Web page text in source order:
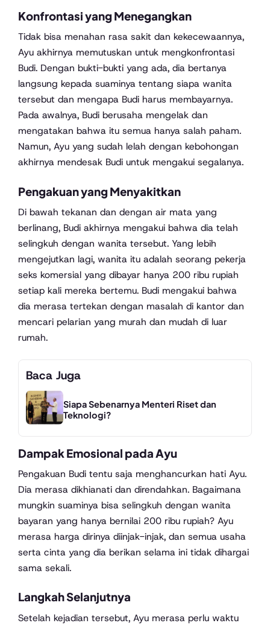
Konfrontasi yang Menegangkan
Tidak bisa menahan rasa sakit dan kekecewaannya,
Ayu akhirnya memutuskan untuk mengkonfrontasi
Budi. Dengan bukti-bukti yang ada, dia bertanya
langsung kepada suaminya tentang siapa wanita
tersebut dan mengapa Budi harus membayarnya.
Pada awalnya, Budi berusaha mengelak dan
mengatakan bahwa itu semua hanya salah paham.
Namun, Ayu yang sudah lelah dengan kebohongan
akhirnya mendesak Budi untuk mengakui segalanya.
Pengakuan yang Menyakitkan
Di bawah tekanan dan dengan air mata yang
berlinang, Budi akhirnya mengakui bahwa dia telah
selingkuh dengan wanita tersebut. Yang lebih
mengejutkan lagi, wanita itu adalah seorang pekerja
seks komersial yang dibayar hanya 200 ribu rupiah
setiap kali mereka bertemu. Budi mengakui bahwa
dia merasa tertekan dengan masalah di kantor dan
mencari pelarian yang murah dan mudah di luar
rumah.
Baca Juga
Siapa Sebenarnya Menteri Riset dan
Teknologi?
Dampak Emosional pada Ayu
Pengakuan Budi tentu saja menghancurkan hati Ayu.
Dia merasa dikhianati dan direndahkan. Bagaimana
mungkin suaminya bisa selingkuh dengan wanita
bayaran yang hanya bernilai 200 ribu rupiah? Ayu
merasa harga dirinya diinjak-injak, dan semua usaha
serta cinta yang dia berikan selama ini tidak dihargai
sama sekali.
Langkah Selanjutnya
Setelah kejadian tersebut, Ayu merasa perlu waktu